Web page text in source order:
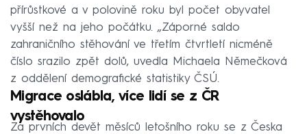
přírůstkové a v polovině roku byl počet obyvatel
vyšší než na jeho počátku. „Záporné saldo
zahraničního stěhování ve třetím čtvrtletí nicméně
číslo srazilo zpět dolů, uvedla Michaela Němečková
z oddělení demografické statistiky ČSÚ.
Migrace oslábla, více lidí se z ČR
vystěhovalo
Za prvních devět měsíců letošního roku se z Česka